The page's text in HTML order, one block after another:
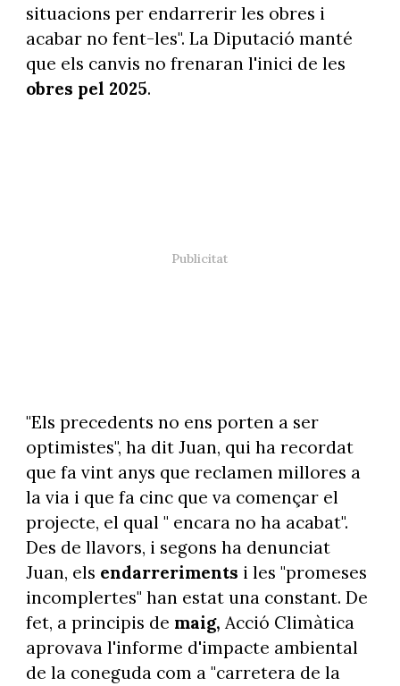
situacions per endarrerir les obres i
acabar no fent-les". La Diputació manté
que els canvis no frenaran l'inici de les
obres pel 2025.
"Els precedents no ens porten a ser
optimistes", ha dit Juan, qui ha recordat
que fa vint anys que reclamen millores a
la via i que fa cinc que va començar el
projecte, el qual " encara no ha acabat".
Des de llavors, i segons ha denunciat
Juan, els endarreriments i les "promeses
incomplertes" han estat una constant. De
fet, a principis de maig, Acció Climàtica
aprovava l'informe d'impacte ambiental
de la coneguda com a "carretera de la